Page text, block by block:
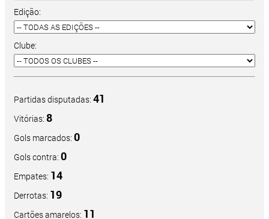
Edição:
Clube:
Partidas disputadas: 41
Vitórias: 8
Gols marcados: 0
Gols contra: 0
Empates: 14
Derrotas: 19
Cartões amarelos: 11